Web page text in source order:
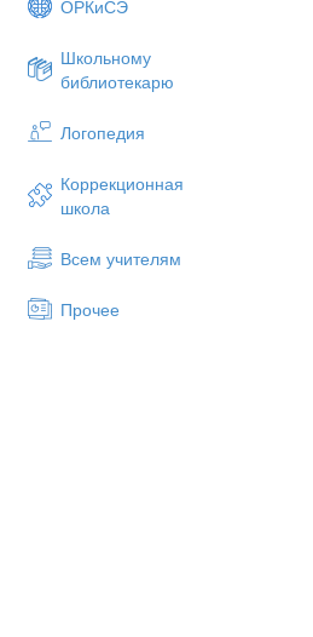
ОРКиСЭ
Школьному
библиотекарю
Логопедия
Коррекционная
школа
Всем учителям
Прочее